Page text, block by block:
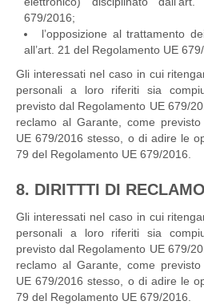
679/2016;
l’opposizione al trattamento
all’art. 21 del Regolamento UE 679/
Gli interessati nel caso in cui
personali a loro riferiti sia
previsto dal Regolamento UE 679/
reclamo al Garante, come
UE 679/2016 stesso, o di adire le
79 del Regolamento UE 679/2016.
8. DIRITTTI DI RECLAMO
Gli interessati nel caso in cui
personali a loro riferiti sia
previsto dal Regolamento UE 679/
reclamo al Garante, come
UE 679/2016 stesso, o di adire le
79 del Regolamento UE 679/2016.